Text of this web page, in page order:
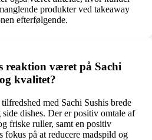
produkter ved takeaway
efterfølgende.
reaktion været på Sachi
kvalitet?
med Sachi Sushis brede
dishes. Der er positiv omtale af
friske ruller, samt en positiv
på at reducere madspild og